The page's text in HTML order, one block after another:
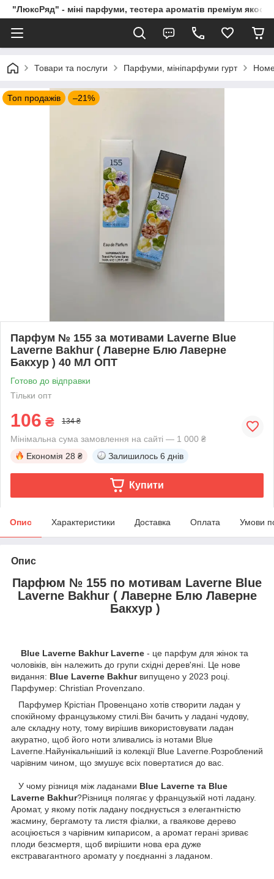
"ЛюксРяд" - міні парфуми, тестера ароматів преміум
Товари та послуги Парфуми, мініпарфуми гурт
Топ продажів –21%
Парфум № 155 за мотивами Laverne Blue
Laverne Bakhur ( Лаверне Блю Лаверне
Бакхур ) 40 МЛ ОПТ
Готово до відправки
Тільки опт
106 ₴ 134 ₴
Мінімальна сума замовлення на сайті — 1 000 ₴
Економія 28 ₴ Залишилось 6 днів
Купити
Опис Характеристики Доставка Оплата Умови
Опис
Парфюм № 155 по мотивам Laverne Blue
Laverne Bakhur ( Лаверне Блю Лаверне
Бакхур )
Blue Laverne Bakhur Laverne - це парфум для жінок та
чоловіків, він належить до групи східні дерев'яні. Це нове
видання: Blue Laverne Bakhurвипущено у 2023 році.
Парфумер: Christian Provenzano.
Парфумер Крістіан Провенцано хотів створити ладан у
спокійному французькому стилі.Він бачить у ладані чудову,
але складну ноту, тому вирішив використовувати ладан
акуратно, щоб його ноти зливались із нотами Blue
Laverne.Найунікальніший із колекції Blue Laverne.Розроблений
чарівним чином, що змушує всіх повертатися до вас.
У чому різниця між ладанами Blue Laverne та Blue
Laverne Bakhur?Різниця полягає у французькій ноті ладану.
Аромат, у якому потік ладану поєднується з елегантністю
жасмину, бергамоту та листя фіалки, а гваякове дерево
асоціюється з чарівним кипарисом, а аромат герані зриває
плоди безсмертя, щоб вирішити нова ера дуже
екстравагантного аромату у поєднанні з ладаном.